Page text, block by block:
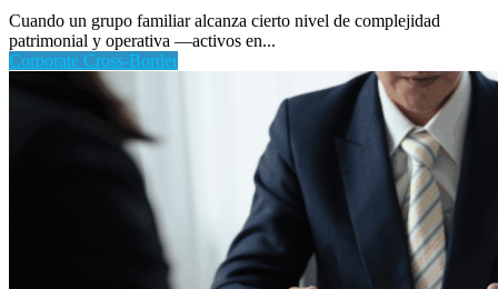
Cuando un grupo familiar alcanza cierto nivel de complejidad
patrimonial y operativa —activos en...
Corporate Cross-Border